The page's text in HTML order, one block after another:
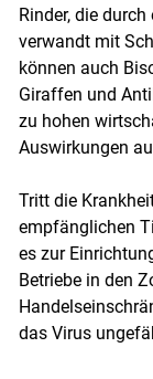
Rinder, die
verwandt mit
können auch
Giraffen und
zu hohen
Auswirkungen
Tritt die
empfänglichen
es zur
Betriebe in den
das Virus